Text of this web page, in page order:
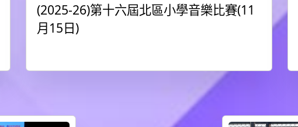
(2025-26)第十六屆北區小學音樂比賽(11
月15日)